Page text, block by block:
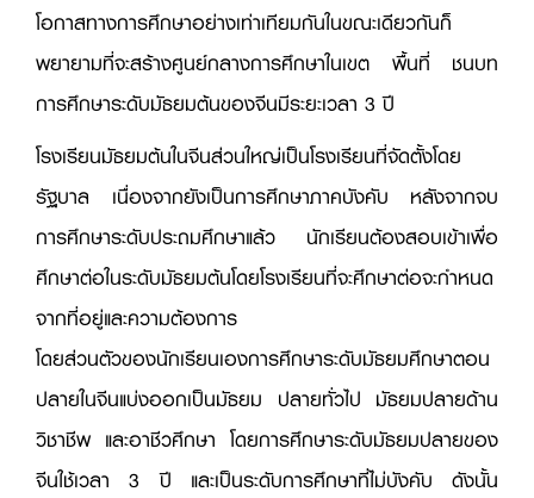
โอกาสทางการศึกษาอย่างเท่าเทียมกันในขณะเดียวกันก็
พยายามที่จะสร้างศูนย์กลางการศึกษาในเขต พื้นที่ ชนบท
การศึกษาระดับมัธยมต้นของจีนมีระยะเวลา 3 ปี
โรงเรียนมัธยมต้นในจีนส่วนใหญ่เป็นโรงเรียนที่จัดตั้งโดย
รัฐบาล เนื่องจากยังเป็นการศึกษาภาคบังคับ หลังจากจบ
การศึกษาระดับประถมศึกษาแล้ว นักเรียนต้องสอบเข้าเพื่อ
ศึกษาต่อในระดับมัธยมต้นโดยโรงเรียนที่จะศึกษาต่อจะกำหนด
จากที่อยู่และความต้องการ
โดยส่วนตัวของนักเรียนเองการศึกษาระดับมัธยมศึกษาตอน
ปลายในจีนแบ่งออกเป็นมัธยม ปลายทั่วไป มัธยมปลายด้าน
วิชาชีพ และอาชีวศึกษา โดยการศึกษาระดับมัธยมปลายของ
จีนใช้เวลา 3 ปี และเป็นระดับการศึกษาที่ไม่บังคับ ดังนั้น